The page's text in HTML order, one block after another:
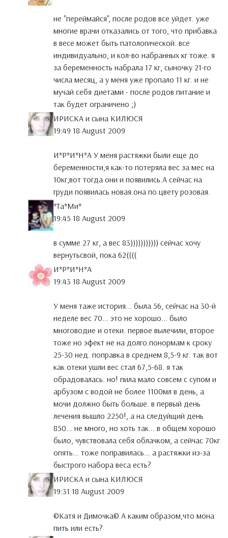
не "переймайся", после родов все уйдет. уже
многие врачи отказались от того, что прибавка
в весе может быть патологической. все
индивидуально, и кол-во набранных кг тоже. я
за беременность набрала 17 кг, сыночку 21-го
числа месяц, а у меня уже пропало 11 кг. и не
мучай себя диетами - после родов питание и
так будет ограничено ;)
ИРИСКА и сына КИЛЮСЯ
19:49 18 August 2009
И*Р*И*Н*А У меня растяжки были еще до
беременности,я как-то потеряла вес за мес на
10кг,вот тогда они и появились.А сейчас на
груди появилась новая.она по цвету розовая.
*Тa*Ми*
19:45 18 August 2009
в сумме 27 кг, а вес 83))))))))))) сейчас хочу
вернутьсвой, пока 62((((
И*Р*И*Н*А
19:43 18 August 2009
У меня таже история... была 56, сейчас на 30-й
неделе вес 70... это не хорошо... было
многоводие и отеки. первое вылечили, второе
тоже но эфект не на долго.понормам к сроку
25-30 нед. поправка в среднем 8,5-9 кг. так вот
как отеки ушли вес стал 67,5-68. я так
обрадовалась. но! пила мало совсем с супом и
арбузом с водой не более 1100мл в день, а
мочи должно быть больше. в первый день
лечения вышло 2250!, а на следуйщий день
850... не много, но хоть так... в общем хорошо
было, чувствовала себя облачком, а сейчас 70кг
опять... тоже поправилась... а растяжки из-за
быстрого набора веса есть?
ИРИСКА и сына КИЛЮСЯ
19:31 18 August 2009
©Катя и Димочка© А каким образом,что мона
пить или есть?